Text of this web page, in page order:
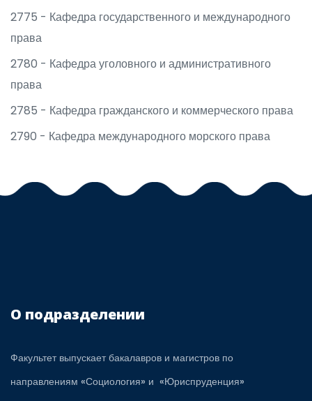
2775 - Кафедра государственного и международного
права
2780 - Кафедра уголовного и административного
права
2785 - Кафедра гражданского и коммерческого права
2790 - Кафедра международного морского права
О подразделении
Факультет выпускает бакалавров и магистров по
направлениям «Социология» и «Юриспруденция»